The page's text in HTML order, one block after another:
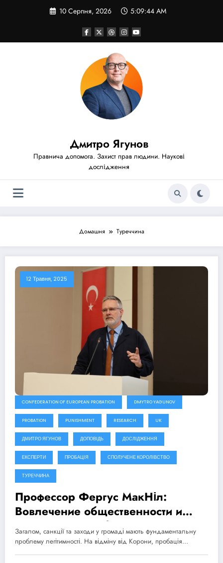
10 Серпня, 2026 5:09:46 AM
Дмитро Ягунов
Правнича допомога. Захист прав людини. Наукові
дослідження
Домашня Туреччина
12 Травня, 2025
CONFEDERATION OF EUROPEAN PROBATION DMYTRO YAGUNOV
PROBATION PUNISHMENT RESEARCH UK
ДМИТРО ЯГУНОВ ДОПОВІДЬ ДОСЛІДЖЕННЯ
ЕКСПЕРТИ ПРОБАЦІЯ СПОЛУЧЕНЕ КОРОЛІВСТВО
ТУРЕЧЧИНА
Профессор Фергус МакНіл:
Вовлечение общественности и
поддержка пробации.
Конференция CEP – Анталья,
Турция (2025)
Загалом, санкції та заходи у громаді мають фундаментальну
проблему легітимності. На відміну від Корони, пробація…